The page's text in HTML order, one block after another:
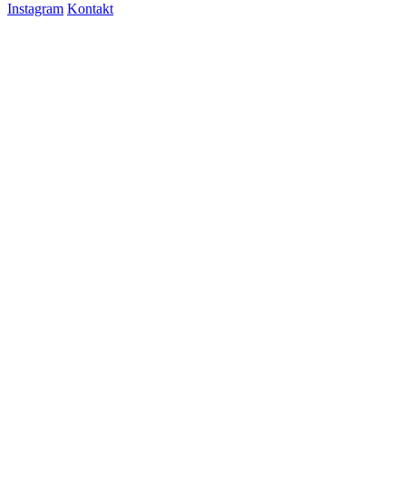
Instagram Kontakt